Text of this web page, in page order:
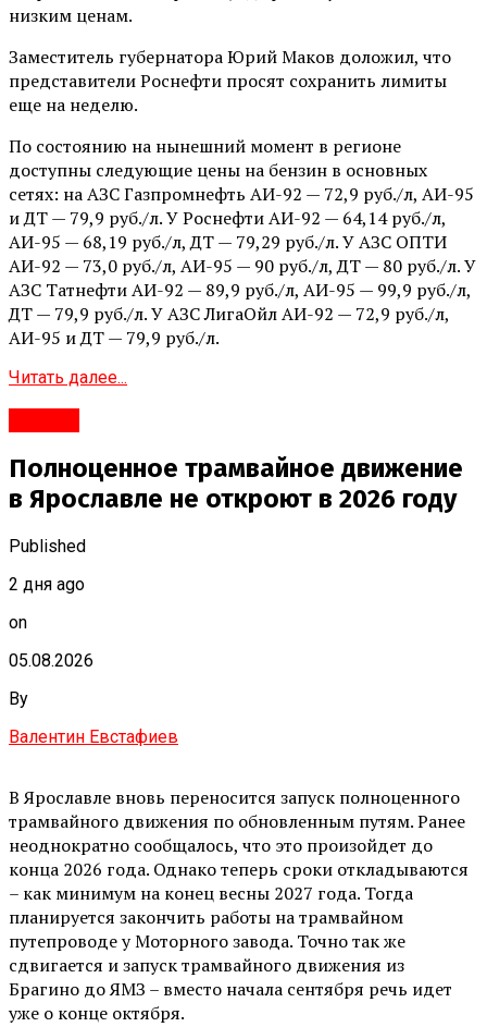
низким ценам.
Заместитель губернатора Юрий Маков доложил, что
представители Роснефти просят сохранить лимиты
еще на неделю.
По состоянию на нынешний момент в регионе
доступны следующие цены на бензин в основных
сетях: на АЗС Газпромнефть АИ-92 — 72,9 руб./л, АИ-95
и ДТ — 79,9 руб./л. У Роснефти АИ-92 — 64,14 руб./л,
АИ-95 — 68,19 руб./л, ДТ — 79,29 руб./л. У АЗС ОПТИ
АИ-92 — 73,0 руб./л, АИ-95 — 90 руб./л, ДТ — 80 руб./л. У
АЗС Татнефти АИ-92 — 89,9 руб./л, АИ-95 — 99,9 руб./л,
ДТ — 79,9 руб./л. У АЗС ЛигаОйл АИ-92 — 72,9 руб./л,
АИ-95 и ДТ — 79,9 руб./л.
Читать далее...
Полноценное трамвайное движение
в Ярославле не откроют в 2026 году
Published
2 дня ago
on
05.08.2026
By
Валентин Евстафиев
В Ярославле вновь переносится запуск полноценного
трамвайного движения по обновленным путям. Ранее
неоднократно сообщалось, что это произойдет до
конца 2026 года. Однако теперь сроки откладываются
– как минимум на конец весны 2027 года. Тогда
планируется закончить работы на трамвайном
путепроводе у Моторного завода. Точно так же
сдвигается и запуск трамвайного движения из
Брагино до ЯМЗ – вместо начала сентября речь идет
уже о конце октября.